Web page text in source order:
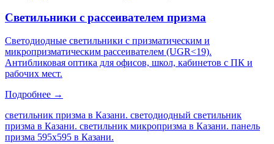
Светильники с рассеивателем призма
Светодиодные светильники с призматическим и
микропризматическим рассеивателем (UGR<19).
Антибликовая оптика для офисов, школ, кабинетов с ПК и
рабочих мест.
Подробнее →
светильник призма в Казани. светодиодный светильник
призма в Казани. светильник микропризма в Казани. панель
призма 595х595 в Казани.